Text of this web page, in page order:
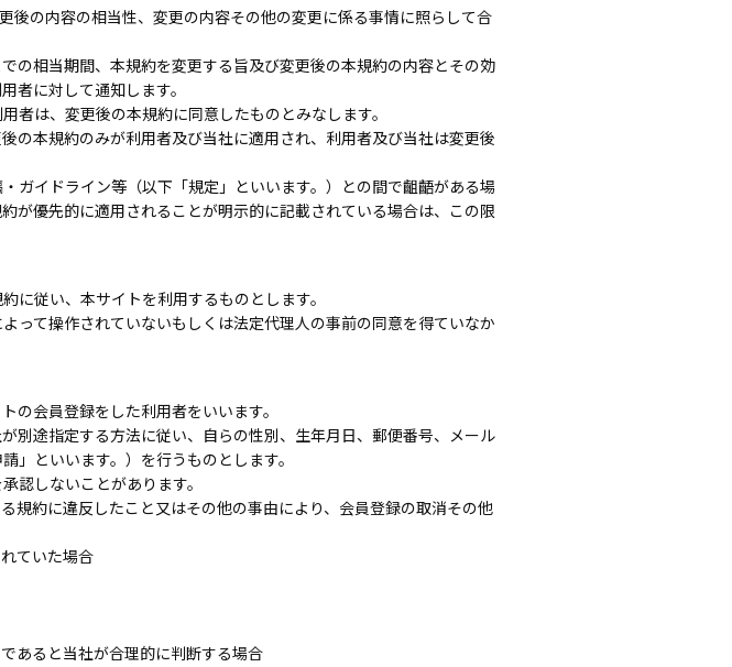
後の内容の相当性、変更の内容その他の変更に係る事情に照らして合
の相当期間、本規約を変更する旨及び変更後の本規約の内容とその効
者に対して通知します。
者は、変更後の本規約に同意したものとみなします。
の本規約のみが利用者及び当社に適用され、利用者及び当社は変更後
ガイドライン等（以下「規定」といいます。）との間で齟齬がある場
が優先的に適用されることが明示的に記載されている場合は、この限
に従い、本サイトを利用するものとします。
って操作されていないもしくは法定代理人の事前の同意を得ていなか
の会員登録をした利用者をいいます。
別途指定する方法に従い、自らの性別、生年月日、郵便番号、メール
」といいます。）を行うものとします。
認しないことがあります。
規約に違反したこと又はその他の事由により、会員登録の取消その他
ていた場合
あると当社が合理的に判断する場合